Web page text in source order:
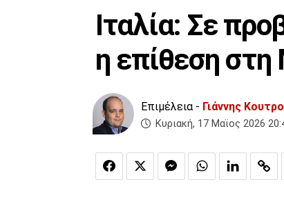
Ιταλία: Σε
η επίθεση
Επιμέλεια - Γιάννης
Κυριακή, 17 Μαϊος 2026